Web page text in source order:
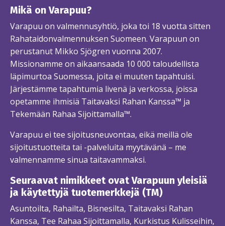
Mikä on Varapuu?
Varapuu on valmennusyhtiö, joka toi 18 vuotta sitten
Rahataidonvalmennuksen Suomeen. Varapuun on
perustanut Mikko Sjögren vuonna 2007.
Missionamme on aikaansaada 10 000 taloudellista
läpimurtoa Suomessa, joita ei muuten tapahtuisi.
Järjestämme tapahtumia livenä ja verkossa, joissa
opetamme ihmisiä Taitavaksi Rahan Kanssa™ ja
Tekemään Rahaa Sijoittamalla™.
Varapuu ei tee sijoitusneuvontaa, eikä meillä ole
sijoitustuotteita tai -palveluita myytävänä – me
valmennamme sinua taitavammaksi.
Seuraavat nimikkeet ovat Varapuun yleisiä
ja käytettyjä tuotemerkkejä (TM)
Asuntoilta, Rahailta, Bisnesilta, Taitavaksi Rahan
Kanssa, Tee Rahaa Sijoittamalla, Kurkistus Kulisseihin,